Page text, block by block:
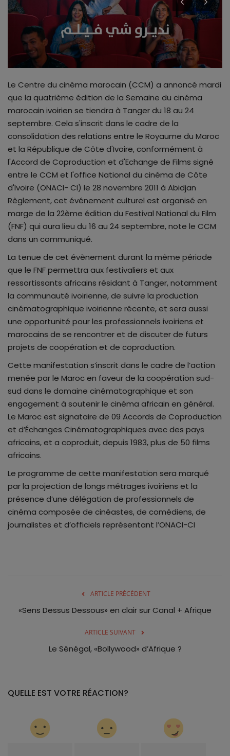
ALL STAR
Galerie
Contactez-nous
Le Centre du cinéma marocain (CCM) a annoncé mardi
que la quatrième édition de la Semaine du cinéma
marocain ivoirien se tiendra à Tanger du 18 au 24
septembre. Cela s'inscrit dans le cadre de la
consolidation des relations entre le Royaume du Maroc
et la République de Côte d'Ivoire, conformément à
l'Accord de Coproduction et d'Echange de Films signé
entre le CCM et l'office National du cinéma de Côte
d'Ivoire (ONACI- CI) le 28 novembre 2011 à Abidjan
Règlement, cet événement culturel est organisé en
marge de la 22ème édition du Festival National du Film
(FNF) qui aura lieu du 16 au 24 septembre, note le CCM
dans un communiqué.
La tenue de cet évènement durant la même période
que le FNF permettra aux festivaliers et aux
ressortissants africains résidant à Tanger, notamment
la communauté ivoirienne, de suivre la production
cinématographique ivoirienne récente, et sera aussi
une opportunité pour les professionnels ivoiriens et
marocains de se rencontrer et de discuter de futurs
projets de coopération et de coproduction.
Cette manifestation s’inscrit dans le cadre de l’action
menée par le Maroc en faveur de la coopération sud-
sud dans le domaine cinématographique et son
engagement à soutenir le cinéma africain en général.
Le Maroc est signataire de 09 Accords de Coproduction
et d’Échanges Cinématographiques avec des pays
africains, et a coproduit, depuis 1983, plus de 50 films
africains.
Le programme de cette manifestation sera marqué
par la projection de longs métrages ivoiriens et la
présence d’une délégation de professionnels de
cinéma composée de cinéastes, de comédiens, de
journalistes et d’officiels représentant l’ONACI-CI
ARTICLE PRÉCÉDENT
«Sens Dessus Dessous» en clair sur Canal + Afrique
ARTICLE SUIVANT
Le Sénégal, «Bollywood» d’Afrique ?
QUELLE EST VOTRE RÉACTION?